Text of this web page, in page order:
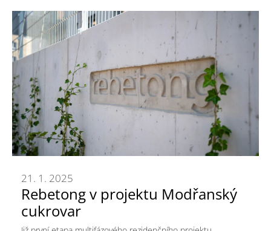
Rebetong v projektu Modřanský
cukrovar
21. 1. 2025